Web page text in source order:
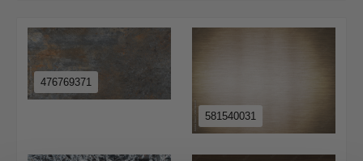
476769371
581540031